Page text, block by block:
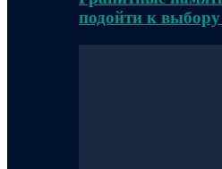
подойти к выбору